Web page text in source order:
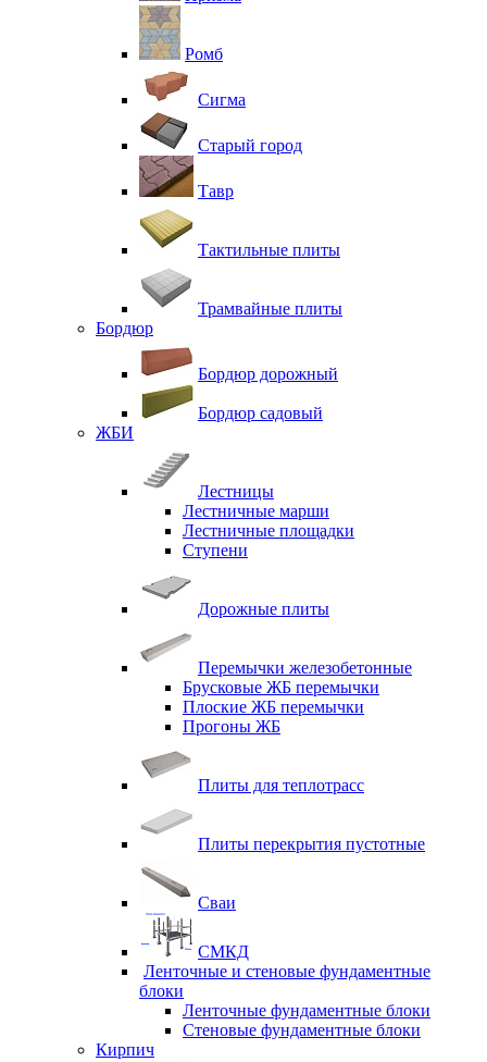
Ромб
Сигма
Старый город
Тавр
Тактильные плиты
Трамвайные плиты
Бордюр
Бордюр дорожный
Бордюр садовый
ЖБИ
Лестницы
Лестничные марши
Лестничные площадки
Ступени
Дорожные плиты
Перемычки железобетонные
Брусковые ЖБ перемычки
Плоские ЖБ перемычки
Прогоны ЖБ
Плиты для теплотрасс
Плиты перекрытия пустотные
Сваи
СМКД
Ленточные и стеновые фундаментные
блоки
Ленточные фундаментные блоки
Стеновые фундаментные блоки
Кирпич